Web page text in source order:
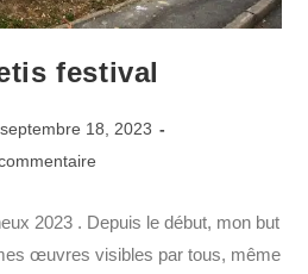
festival
septembre 18, 2023
2023 . Depuis le début, mon but
œuvres visibles par tous, même